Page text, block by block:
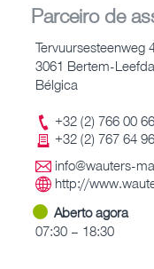
Parceiro de
Tervuursesteenweg
3061 Bertem-
Bélgica
+32 (2) 766 00 66
+32 (2) 767 64 96
info@wauters-
http://
Aberto agora
07:30 – 18:30